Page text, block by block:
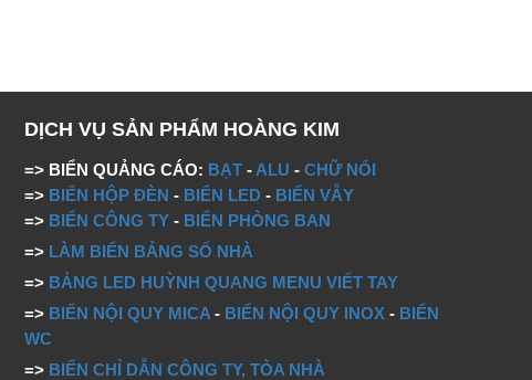
DỊCH VỤ SẢN PHẨM HOÀNG KIM
=> BIỂN QUẢNG CÁO: BẠT - ALU -CHỮ NỔI
=> BIỂN HỘP ĐÈN - BIỂN LED - BIỂN VẪY
=> BIỂN CÔNG TY - BIỂN PHÒNG BAN
=> LÀM BIỂN BẢNG SỐ NHÀ
=> BẢNG LED HUỲNH QUANG MENU VIẾT TAY
=> BIỂN NỘI QUY MICA - BIỂN NỘI QUY INOX - BIỂN
WC
=> BIỂN CHỈ DẪN CÔNG TY, TÒA NHÀ